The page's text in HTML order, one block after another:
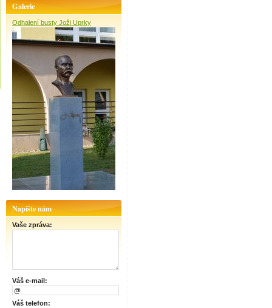
Galerie
Odhalení busty Joži Uprky
Napište nám
Vaše zpráva:
Váš e-mail:
Váš telefon: